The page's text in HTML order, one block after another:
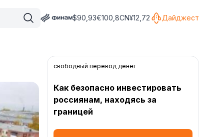
$90,93€100,8CN¥12,72 Дайджест
свободный перевод денег
Как безопасно инвестировать
россиянам, находясь за
границей